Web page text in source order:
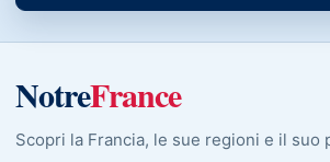
NotreFrance
Scopri la Francia, le sue regioni e il suo